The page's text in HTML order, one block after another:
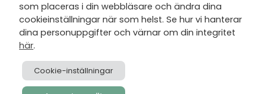
som placeras i din webbläsare och ändra dina
cookieinställningar när som helst. Se hur vi hanterar
dina personuppgifter och värnar om din integritet
här.
Cookie-inställningar